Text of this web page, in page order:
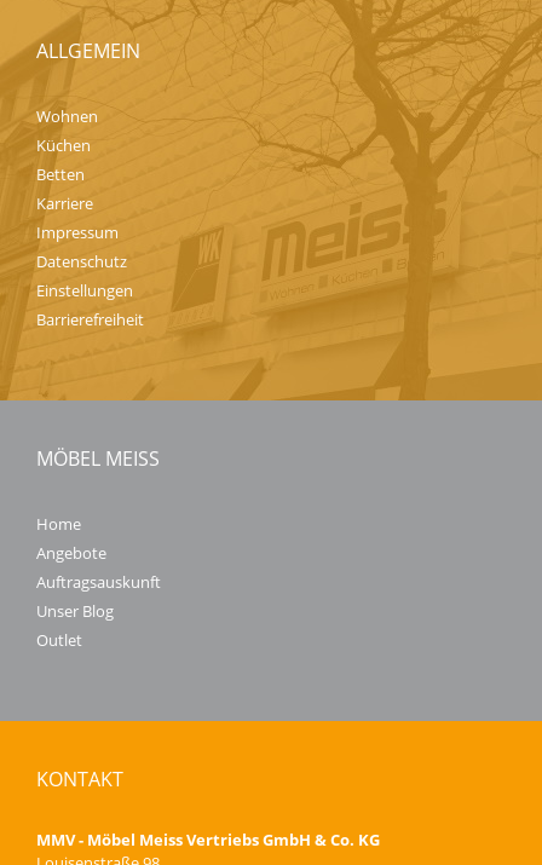
ALLGEMEIN
Wohnen
Küchen
Betten
Karriere
Impressum
Datenschutz
Einstellungen
Barrierefreiheit
MÖBEL MEISS
Home
Angebote
Auftragsauskunft
Unser Blog
Outlet
KONTAKT
MMV - Möbel Meiss Vertriebs GmbH & Co. KG